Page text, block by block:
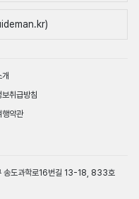
보취급방침
행약관
송도과학로16번길 13-18, 833호